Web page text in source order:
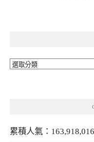
分
累積人氣：163,918,016